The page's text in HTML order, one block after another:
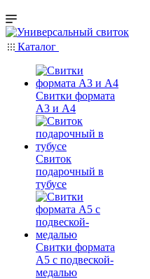
Каталог
Свитки формата
А3 и А4
Свиток
подарочный в
тубусе
Свитки формата
А5 с подвеской-
медалью